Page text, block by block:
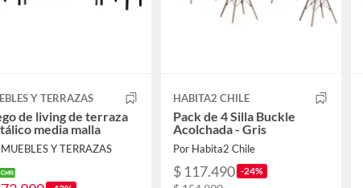
Y TERRAZAS
de living de terraza
media malla
Y TERRAZAS
HABITA2 CHILE
Pack de 4 Silla Buckle
Acolchada - Gris
Por Habita2 Chile
$ 117.490 -24%